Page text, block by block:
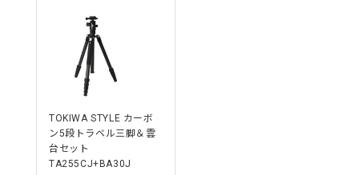
TOKIWA STYLE カーボ
ン5段トラベル三脚＆雲
台セット
TA255CJ+BA30J